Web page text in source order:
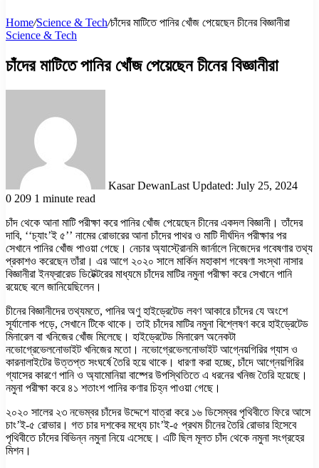
Home/Science & Tech/চাঁদের মাটিতে পানির খোঁজ পেয়েছেন চীনের বিজ্ঞানীরা
Science & Tech
চাঁদের মাটিতে পানির খোঁজ পেয়েছেন চীনের বিজ্ঞানীরা
Kasar DewanLast Updated: July 25, 2024
0 209 1 minute read
চাঁদ থেকে আনা মাটি পরীক্ষা করে পানির খোঁজ পেয়েছেন চীনের একদল বিজ্ঞানী। তাঁদের
দাবি, ‘‘চ্যাং’ই ৫’’ নামের রোভারের আনা চাঁদের পাথর ও মাটি দীর্ঘদিন পরীক্ষার পর
সেখানে পানির খোঁজ পাওয়া গেছে। নেচার অ্যাস্ট্রোনমি জার্নালে নিজেদের গবেষণার তথ্য
প্রকাশও করেছেন তাঁরা। এর আগে ২০২০ সালে মার্কিন মহাকাশ গবেষণা সংস্থা নাসার
বিজ্ঞানীরা ইনফ্রারেড ডিটেক্টরের মাধ্যমে চাঁদের মাটির নমুনা পরীক্ষা করে সেখানে পানি
রয়েছে বলে জানিয়েছিলেন।
চীনের বিজ্ঞানীদের তথ্যমতে, পানির অণু হাইড্রেটেড লবণ আকারে চাঁদের যে অংশে
সূর্যালোক পড়ে, সেখানে টিকে থাকে। তাই চাঁদের মাটির নমুনা বিশ্লেষণ করে হাইড্রেটেড
মিনারেল বা খনিজের খোঁজ মিলেছে। হাইড্রেটেড মিনারেল অনেকটা
নভোগ্রেভেলনোভাইট খনিজের মতো। নভোগ্রেভেলনোভাইট আগ্নেয়গিরির গ্যাস ও
কারনালাইটের উত্তপ্ত সংঘর্ষে তৈরি হয়ে থাকে। ধারণা করা হচ্ছে, চাঁদে আগ্নেয়গিরির
গ্যাসের কারণে পানি ও অ্যামোনিয়া বাষ্পের উপস্থিতিতে এ ধরনের খনিজ তৈরি হয়েছে।
নমুনা পরীক্ষা করে ৪১ শতাংশ পানির কণার চিহ্ন পাওয়া গেছে।
২০২০ সালের ২৩ নভেম্বর চাঁদের উদ্দেশে যাত্রা করে ১৬ ডিসেম্বর পৃথিবীতে ফিরে আসে
চাং’ই-৫ রোভার। গত চার দশকের মধ্যে চাং’ই-৫ প্রথম চীনের তৈরি রোভার হিসেবে
পৃথিবীতে চাঁদের বিভিন্ন নমুনা নিয়ে এসেছে। এটি ছিল মূলত চাঁদ থেকে নমুনা সংগ্রহের
মিশন।